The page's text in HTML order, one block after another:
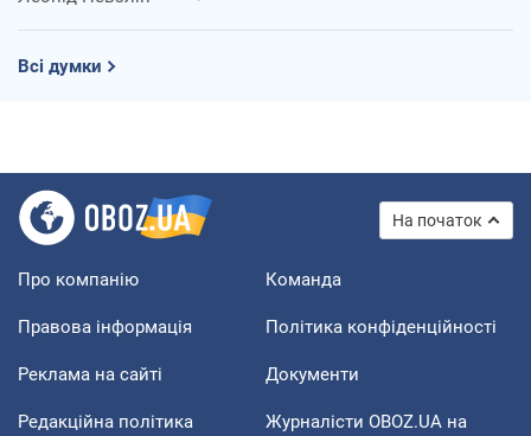
Всі думки
На початок
Про компанію Команда
Правова інформація Політика конфіденційності
Реклама на сайті Документи
Редакційна політика
Журналісти OBOZ.UA на